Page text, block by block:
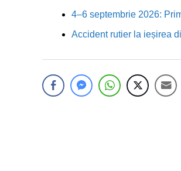
4–6 septembrie 2026:
Accident rutier la ieșirea